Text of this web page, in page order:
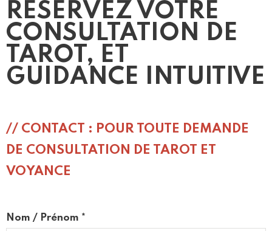
RÉSERVEZ VOTRE
CONSULTATION DE
TAROT, ET
GUIDANCE INTUITIVE
// CONTACT : POUR TOUTE DEMANDE
DE CONSULTATION DE TAROT ET
VOYANCE
Nom / Prénom *